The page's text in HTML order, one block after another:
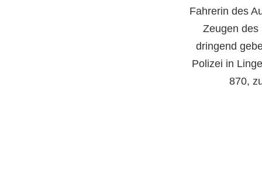
Fahrerin des
Zeugen des
dringend
Polizei in
870,